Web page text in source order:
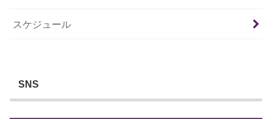
スケジュール
SNS